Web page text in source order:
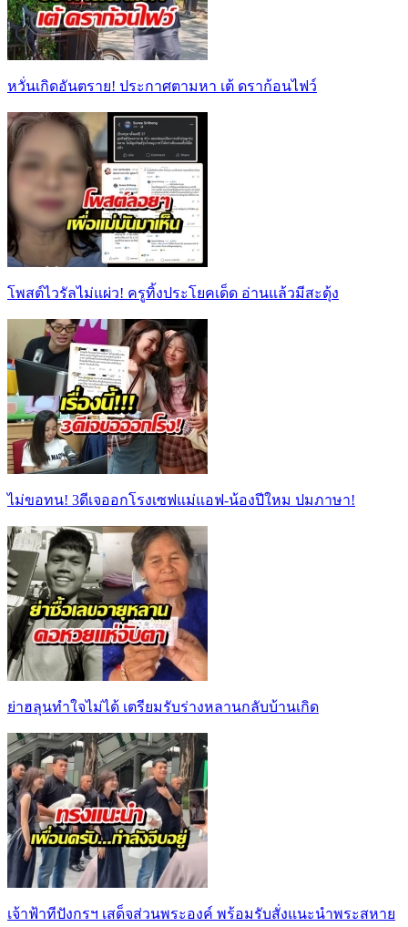
หวั่นเกิดอันตราย! ประกาศตามหา เต้ ดราก้อนไฟว์
โพสต์ไวรัลไม่แผ่ว! ครูทิ้งประโยคเด็ด อ่านแล้วมีสะดุ้ง
ไม่ขอทน! 3ดีเจออกโรงเซฟแม่แอฟ-น้องปีใหม ปมภาษา!
ย่าฮลุนทำใจไม่ได้ เตรียมรับร่างหลานกลับบ้านเกิด
เจ้าฟ้าทีปังกรฯ เสด็จส่วนพระองค์ พร้อมรับสั่งแนะนำพระสหาย